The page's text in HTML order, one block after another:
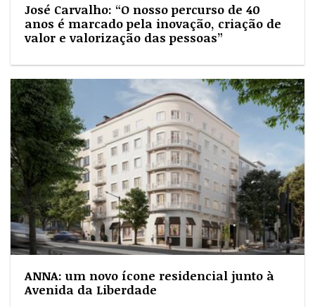
José Carvalho: “O nosso percurso de 40
anos é marcado pela inovação, criação de
valor e valorização das pessoas”
ANNA: um novo ícone residencial junto à
Avenida da Liberdade